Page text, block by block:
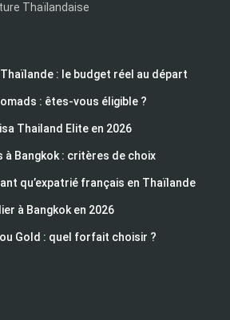
Thaïlandaise
: le budget réel au départ
: êtes-vous éligible ?
Thailand Elite en 2026
Bangkok : critères de choix
qu’expatrié français en Thaïlande
à Bangkok en 2026
Gold : quel forfait choisir ?